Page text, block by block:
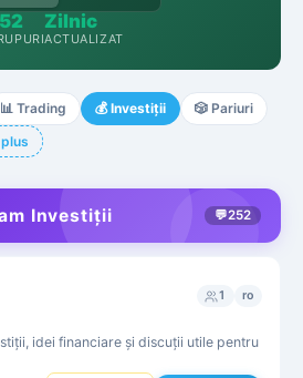
Zilnic
ACTUALIZAT
📊 Trading 💰 Investiții 🎲 Pariuri
Investiții 💬252
1 ro
idei financiare și discuții utile pentru